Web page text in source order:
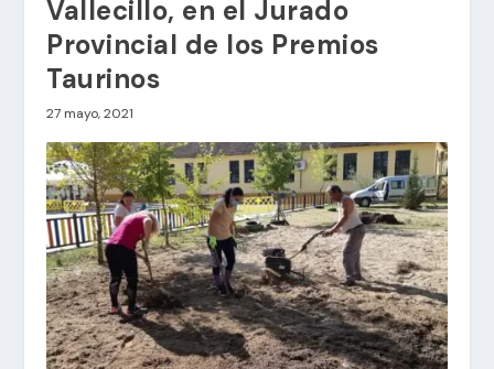
Vallecillo, en el Jurado
Provincial de los Premios
Taurinos
27 mayo, 2021